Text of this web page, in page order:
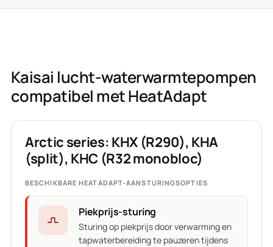
Kaisai lucht-waterwarmtepompen
compatibel met HeatAdapt
Arctic series: KHX (R290), KHA
(split), KHC (R32 monobloc)
BESCHIKBARE HEATADAPT-AANSTURINGSOPTIES
Piekprijs-sturing
Sturing op piekprijs door verwarming en
tapwaterbereiding te pauzeren tijdens